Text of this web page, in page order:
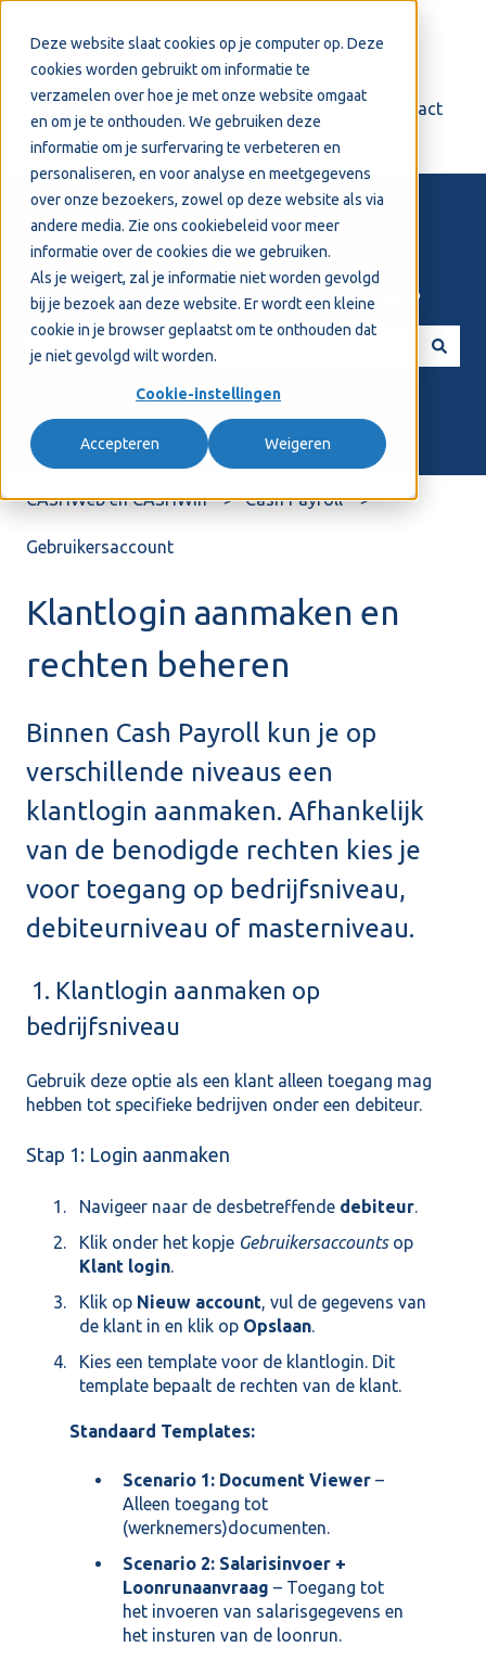
Deze website slaat cookies op je computer op. Deze
cookies worden gebruikt om informatie te
verzamelen over hoe je met onze website omgaat
en om je te onthouden. We gebruiken deze
informatie om je surfervaring te verbeteren en
personaliseren, en voor analyse en meetgegevens
over onze bezoekers, zowel op deze website als via
andere media. Zie ons cookiebeleid voor meer
informatie over de cookies die we gebruiken.
Als je weigert, zal je informatie niet worden gevolgd
bij je bezoek aan deze website. Er wordt een kleine
cookie in je browser geplaatst om te onthouden dat
je niet gevolgd wilt worden.
Cookie-instellingen
Accepteren Weigeren
Support Contact
Welkom! Hoe kunnen we je helpen?
CASHWeb en CASHWin Cash Payroll
Gebruikersaccount
Klantlogin aanmaken en
rechten beheren
Binnen Cash Payroll kun je op
verschillende niveaus een
klantlogin aanmaken. Afhankelijk
van de benodigde rechten kies je
voor toegang op bedrijfsniveau,
debiteurniveau of masterniveau.
1. Klantlogin aanmaken op
bedrijfsniveau
Gebruik deze optie als een klant alleen toegang mag
hebben tot specifieke bedrijven onder een debiteur.
Stap 1: Login aanmaken
Navigeer naar de desbetreffende debiteur.
Klik onder het kopje Gebruikersaccountsop
Klant login.
Klik op Nieuw account, vul de gegevens van
de klant in en klik op Opslaan.
Kies een template voor de klantlogin. Dit
template bepaalt de rechten van de klant.
Standaard Templates:
Scenario 1: Document Viewer –
Alleen toegang tot
(werknemers)documenten.
Scenario 2: Salarisinvoer +
Loonrunaanvraag – Toegang tot
het invoeren van salarisgegevens en
het insturen van de loonrun.